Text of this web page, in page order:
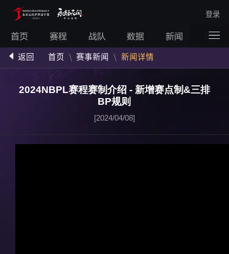
登录
首页 赛程 战队 数据 新闻 视频
返回 首页 \ 赛事新闻 \ 新闻详情
2024NBPL赛程赛制介绍 - 新增赛点制&三排
BP规则
[2024/04/08]